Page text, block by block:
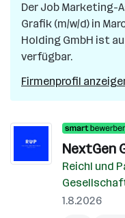
Der Job Marketing-
Grafik (m/w/d) in
Holding GmbH ist
verfügbar.
Firmenprofil
NextGen
Reichl und
1.8.2026